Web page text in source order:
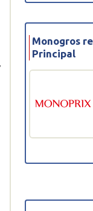
Monogros
Principal